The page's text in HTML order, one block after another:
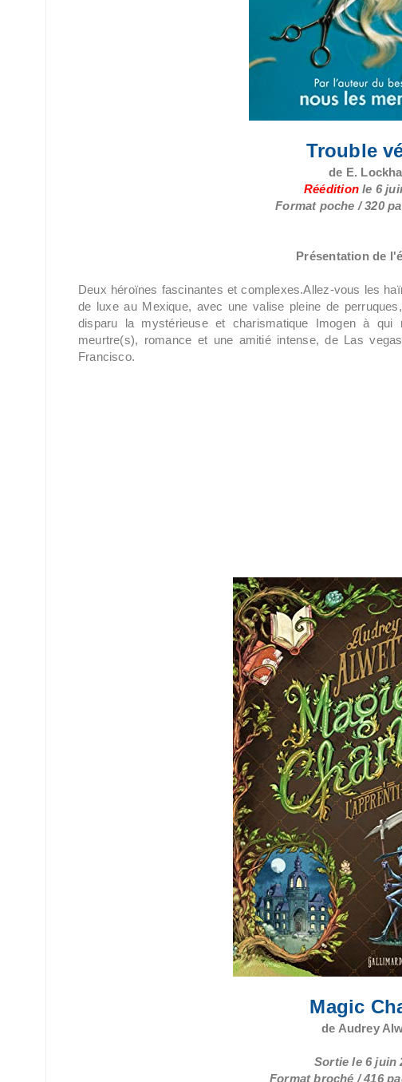
Trouble
de E.
Rééditionle 6
Format poche / 320
Présentation de
Deux héroïnes fascinantes et complexes.Allez-vous les
de luxe au Mexique, avec une valise pleine de
disparu la mystérieuse et charismatique Imogen à
meurtre(s), romance et une amitié intense, de Las
Francisco.
Magic
de Audrey
Sortie le 6 juin
Format broché / 416